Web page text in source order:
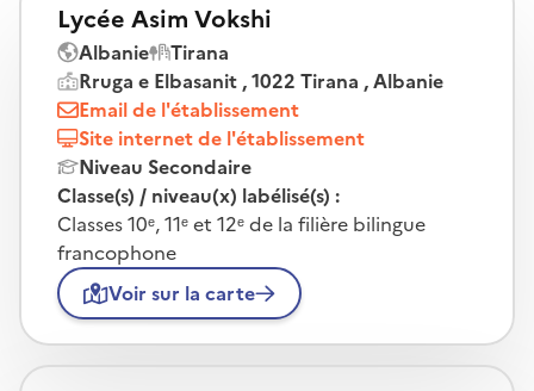
Lycée Asim Vokshi
Albanie
Tirana
Rruga e Elbasanit , 1022 Tirana , Albanie
Email de l'établissement
Site internet de l'établissement
Niveau Secondaire
Classe(s) / niveau(x) labélisé(s) :
Classes 10ᵉ, 11ᵉ et 12ᵉ de la filière bilingue
francophone
Voir sur la carte